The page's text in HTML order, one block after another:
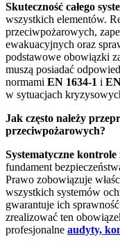
Skuteczność całego
wszystkich elementów.
przeciwpożarowych,
ewakuacyjnych oraz
podstawowe obowiązki
muszą posiadać
normami EN 1634-1 i
w sytuacjach
Jak często należy
przeciwpożarowych?
Systematyczne
fundament
Prawo zobowiązuje
wszystkich systemów
gwarantuje ich
zrealizować ten
profesjonalne audyty,